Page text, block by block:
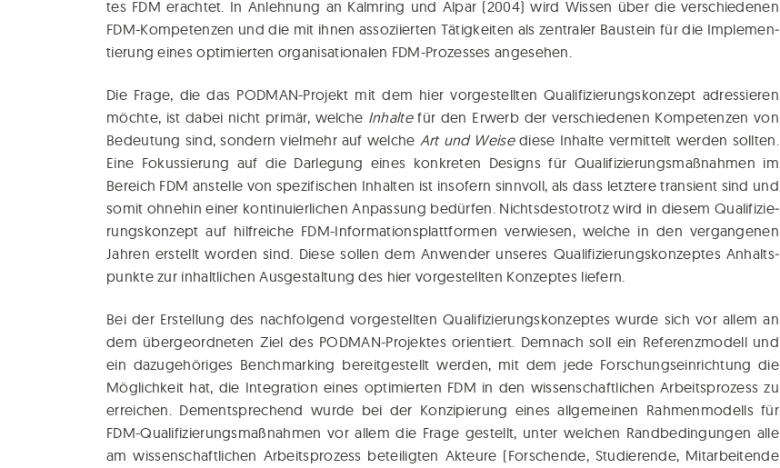
tes FDM erach­tet. In Anleh­nung an Kalm­ring und Alpar (2004) wird Wis­sen über die ver­schie­de­nen
FDM-Kom­pe­ten­zen und die mit ihnen asso­zi­ier­ten Tätig­kei­ten als zen­tra­ler Bau­stein für die Imple­men­
tie­rung eines opti­mier­ten orga­ni­sa­tio­na­len FDM-Pro­zes­ses angesehen.
Die Fra­ge, die das POD­MAN-Pro­jekt mit dem hier vor­ge­stell­ten Qua­li­fi­zie­rungs­kon­zept adres­sie­ren
möch­te, ist dabei nicht pri­mär, wel­che Inhal­tefür den Erwerb der ver­schie­de­nen Kom­pe­ten­zen von
Bedeu­tung sind, son­dern viel­mehr auf wel­che Art und Wei­sedie­se Inhal­te ver­mit­telt wer­den soll­ten.
Eine Fokus­sie­rung auf die Dar­le­gung eines kon­kre­ten Designs für Qua­li­fi­zie­rungs­maß­nah­men im
Bereich FDM anstel­le von spe­zi­fi­schen Inhal­ten ist inso­fern sinn­voll, als dass letz­te­re tran­si­ent sind und
somit ohne­hin einer kon­ti­nu­ier­li­chen Anpas­sung bedür­fen. Nichts­des­to­trotz wird in die­sem Qua­li­fi­zie­
rungs­kon­zept auf hilf­rei­che FDM-Infor­ma­ti­ons­platt­for­men ver­wie­sen, wel­che in den ver­gan­ge­nen
Jah­ren erstellt wor­den sind. Die­se sol­len dem Anwen­der unse­res Qua­li­fi­zie­rungs­kon­zep­tes Anhalts­
punk­te zur inhalt­li­chen Aus­ge­stal­tung des hier vor­ge­stell­ten Kon­zep­tes liefern.
Bei der Erstel­lung des nach­fol­gend vor­ge­stell­ten Qua­li­fi­zie­rungs­kon­zep­tes wur­de sich vor allem an
dem über­ge­ord­ne­ten Ziel des POD­MAN-Pro­jek­tes ori­en­tiert. Dem­nach soll ein Refe­renz­mo­dell und
ein dazu­ge­hö­ri­ges Bench­mar­king bereit­ge­stellt wer­den, mit dem jede For­schungs­ein­rich­tung die
Mög­lich­keit hat, die Inte­gra­ti­on eines opti­mier­ten FDM in den wis­sen­schaft­li­chen Arbeits­pro­zess zu
errei­chen. Dem­entspre­chend wur­de bei der Kon­zi­pie­rung eines all­ge­mei­nen Rah­men­mo­dells für
FDM-Qua­li­fi­zie­rungs­maß­nah­men vor allem die Fra­ge gestellt, unter wel­chen Rand­be­din­gun­gen alle
am wis­sen­schaft­li­chen Arbeits­pro­zess betei­lig­ten Akteu­re (For­schen­de, Stu­die­ren­de, Mit­ar­bei­ten­de